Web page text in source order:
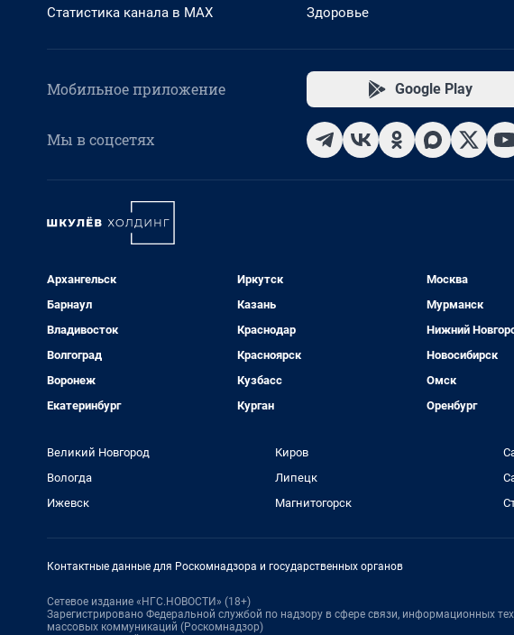
Статистика канала в MAX
Здоровье
Мобильное приложение Google Play
Мы в соцсетях
Архангельск
Барнаул
Владивосток
Волгоград
Воронеж
Екатеринбург
Иркутск
Казань
Краснодар
Красноярск
Кузбасс
Курган
Москва
Мурманск
Нижний
Новосибирск
Омск
Оренбург
Великий Новгород
Вологда
Ижевск
Киров
Липецк
Магнитогорск
Контактные данные для Роскомнадзора и государственных органов
Сетевое издание «НГС.НОВОСТИ» (18+)
Зарегистрировано Федеральной службой по надзору в сфере связи, информационных
массовых коммуникаций (Роскомнадзор)